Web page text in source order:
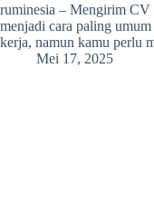
ruminesia – Mengirim
menjadi cara paling
kerja, namun kamu perlu
Mei 17, 2025